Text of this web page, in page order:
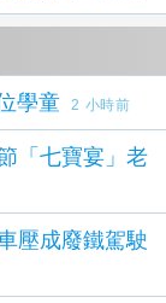
學童 2 小時前
「七寶宴」老
壓成廢鐵駕駛